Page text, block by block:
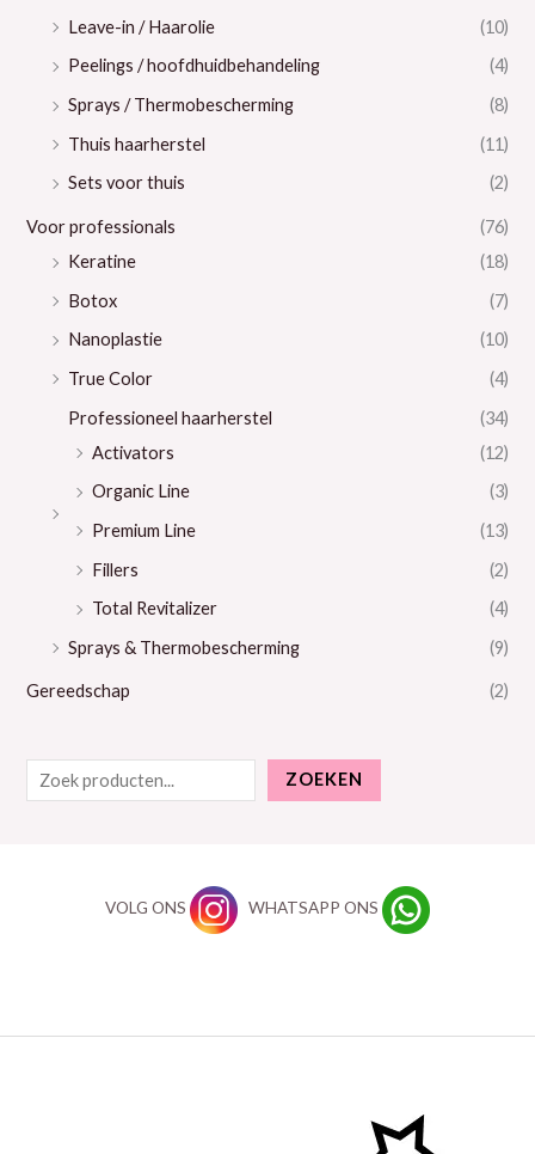
Leave-in / Haarolie
(10)
Peelings / hoofdhuidbehandeling
(4)
Sprays / Thermobescherming
(8)
Thuis haarherstel
(11)
Sets voor thuis
(2)
Voor professionals
(76)
Keratine
(18)
Botox
(7)
Nanoplastie
(10)
True Color
(4)
Professioneel haarherstel
(34)
Activators
(12)
Organic Line
(3)
Premium Line
(13)
Fillers
(2)
Total Revitalizer
(4)
Sprays & Thermobescherming
(9)
Gereedschap (2)
ZOEKEN
VOLG ONS WHATSAPP ONS